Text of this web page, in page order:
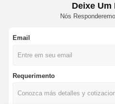
Deixe Um
Nós
Email
Requerimento